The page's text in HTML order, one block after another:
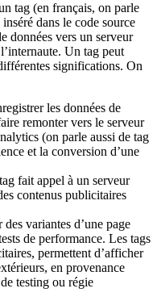
tag (en français, on parle
dans le code source
données vers un serveur
Un tag peut
significations. On
les données de
remonter vers le serveur
(on parle aussi de tag
et la conversion d’une
fait appel à un serveur
contenus publicitaires
variantes d’une page
de performance. Les tags
permettent d’afficher
en provenance
testing ou régie